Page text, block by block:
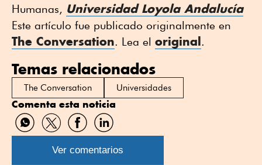
Humanas, Universidad Loyola Andalucía
Este artículo fue publicado originalmente en
The Conversation. Lea el original.
Temas relacionados
The Conversation Universidades
Comenta esta noticia
Compartir
por
WhatsApp
Compartir
por
Twitter
Compartir
por
Facebook
Compartir
por
Linkedin
Ver comentarios